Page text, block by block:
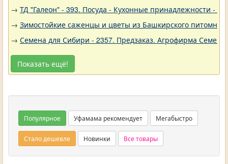
→ ТД "Галеон" - 393. Посуда - Кухонные принадлежности -
→ Зимостойкие саженцы и цветы из Башкирского
→ Семена для Сибири - 2357. Предзаказ. Агрофирма
Показать ещё!
Популярное Уфамама рекомендует Мегабыстро
Стало дешевле Новинки Все товары